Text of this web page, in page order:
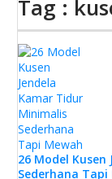
Tag :
26 Model
Sederhana Tapi